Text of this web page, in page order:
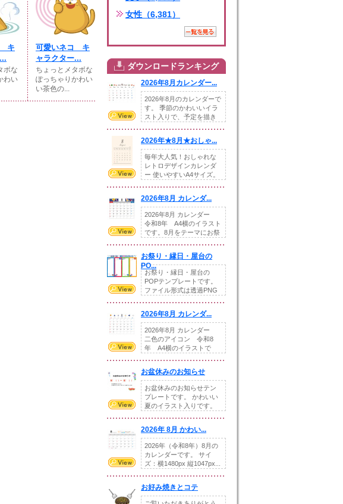
キ
ボな
わい
可愛いネコ キ
ャラクター...
ちょっとメタボな
ぽっちゃりかわい
い茶色の...
女性（6,381）
ダウンロードランキング
2026年8月カレンダー...
2026年8月のカレンダーで
す。 季節のかわいいイラ
スト入りで、予定を描き
2026年★8月★おしゃ...
毎年大人気！おしゃれな
レトロデザインカレンダ
ー 使いやすいA4サイズ。
2026年8月 カレンダ...
2026年8月 カレンダー
令和8年 A4横のイラスト
です。8月をテーマにお祭
お祭り・縁日・屋台の
PO...
お祭り・縁日・屋台の
POPテンプレートです。
ファイル形式は透過PNG
2026年8月 カレンダ...
2026年8月 カレンダー
二色のアイコン 令和8
年 A4横のイラストで
お盆休みのお知らせ
お盆休みのお知らせテン
プレートです。 かわいい
夏のイラスト入りです。
2026年 8月 かわい...
2026年（令和8年）8月の
カレンダーです。 サイ
ズ：横1480px 縦1047px...
お好み焼きとコテ